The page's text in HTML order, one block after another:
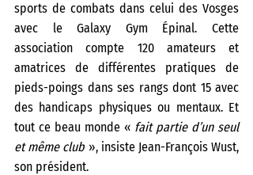
sports de combats dans celui des Vosges
avec le Galaxy Gym Épinal. Cette
association compte 120 amateurs et
amatrices de différentes pratiques de
pieds-poings dans ses rangs dont 15 avec
des handicaps physiques ou mentaux. Et
tout ce beau monde « fait partie d’un seul
et même club », insiste Jean-François Wust,
son président.